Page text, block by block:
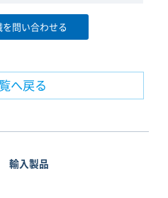
を問い合わせる
へ戻る
輸入製品